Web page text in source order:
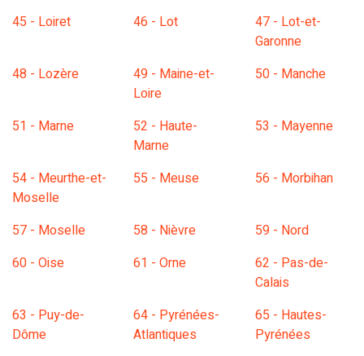
45 - Loiret
46 - Lot
47 - Lot-et-
Garonne
48 - Lozère
49 - Maine-et-
Loire
50 - Manche
51 - Marne
52 - Haute-
Marne
53 - Mayenne
54 - Meurthe-et-
Moselle
55 - Meuse 56 - Morbihan
57 - Moselle 58 - Nièvre
59 - Nord
60 - Oise
61 - Orne
62 - Pas-de-
Calais
63 - Puy-de-
Dôme
64 - Pyrénées-
Atlantiques
65 - Hautes-
Pyrénées